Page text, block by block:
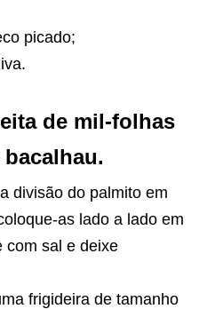
picado;
de mil-folhas
divisão do palmito em
as lado a lado em
com sal e deixe
frigideira de tamanho